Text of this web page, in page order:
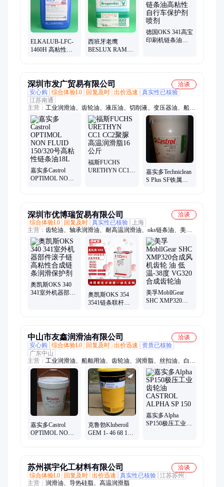
滑油脂、高温防卡油、出光润滑油、协同润滑油、高温齿轮油、
机床导轨油、合成轴承油、气缸密封胶、低温润滑脂、THK油
脂、NSK油脂、摩力克润滑油、耐高温防卡膏
ELKALUB-LFC-
1460H 高粘性极
西班牙老鹰
BESLUX RAMCA
德国OKS 341高宝
印刷机链条油高
深圳市发广贸易有限公司
洽谈
安心购
综合体验L0 回复及时 出价迅速
真实性已核验
江苏南通
主营： 工业润滑油、齿轮油、液压油、切削液、变压器油、船舶
用油、嘉实多传动油、传动油、润滑油、空气压缩机油、压缩机
油、螺杆式空气压缩机油、高温润滑脂、高级润滑油、齿轮润滑
脂、合成低温润滑脂、齿轮润滑油、压缩机润滑油、防锈剂、水
溶性切削液、高性能合成油、全合成高温润滑脂、工业齿轮油、
机床导轨油、柴油机油
嘉实多Castrol
OPTIMOL NON
福斯FUCHS
URETHYN CC1
嘉实多Techniclean
S Plus SF铁属喷
深圳市优博瑞贸易有限公司
洽谈
综合体验L0
回复及时 真实性已核验
上海
主营： 齿轮油、轴承润滑油、耐高温润滑油、oks链条油、美孚
润滑油、壳牌润滑油、克鲁勃润滑油、福斯润滑油、风电润滑
脂、道达尔润滑油、卡特润滑油、嘉实多润滑油、加德士润滑油
奥凯斯OKS 340
341室外机器部件
奥凯斯OKS 354
3541链条联杆机
美孚MobllGear
SHC XMP320合
中山市友鑫润滑油有限公司
洽谈
安心购
综合体验L0 回复及时 出价迅速
资质已核验
广东中山
主营： 工业润滑油、船舶用油、齿轮油、润滑脂、丝扣油、白矿
油、液压油、机油、气动工具油、克鲁勃润滑油脂、壳牌润滑油
脂、嘉实多润滑油脂、福斯润滑油脂、道达尔润滑油脂
嘉实多Castrol
OPTIMOL NON
克鲁勃Kluberoil
GEM 1- 46 68 100
嘉实多Alpha
SP150极压工业齿
苏州祺宇化工材料有限公司
洽谈
综合体验L0
回复及时 出价迅速 真实性已核验 江苏苏州
主营： 润滑油、导热硅脂、高温润滑脂